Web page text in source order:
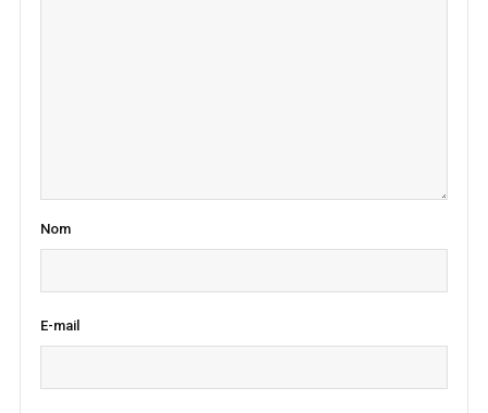
Nom
E-mail